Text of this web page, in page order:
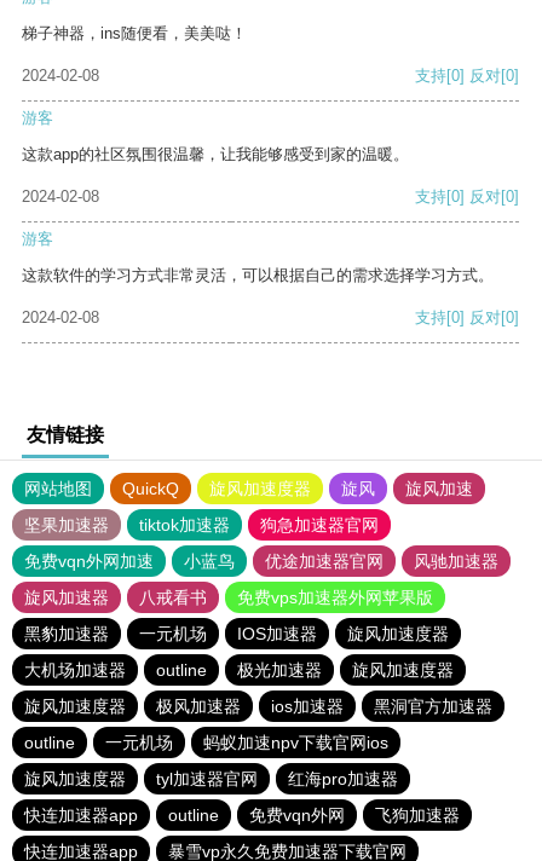
梯子神器，ins随便看，美美哒！
2024-02-08 支持[0] 反对[0]
游客
这款app的社区氛围很温馨，让我能够感受到家的温暖。
2024-02-08 支持[0] 反对[0]
游客
这款软件的学习方式非常灵活，可以根据自己的需求选择学习方式。
2024-02-08 支持[0] 反对[0]
友情链接
网站地图 QuickQ 旋风加速度器 旋风
旋风加速
坚果加速器
tiktok加速器
狗急加速器官网
免费vqn外网加速
小蓝鸟 优途加速器官网
风驰加速器
旋风加速器
八戒看书
免费vps加速器外网苹果版
黑豹加速器
一元机场 IOS加速器
旋风加速度器
大机场加速器
outline 极光加速器
旋风加速度器
旋风加速度器
极风加速器 ios加速器
黑洞官方加速器
outline
一元机场
蚂蚁加速npv下载官网ios
旋风加速度器
tyl加速器官网
红海pro加速器
快连加速器app
outline 免费vqn外网
飞狗加速器
快连加速器app
暴雪vp永久免费加速器下载官网